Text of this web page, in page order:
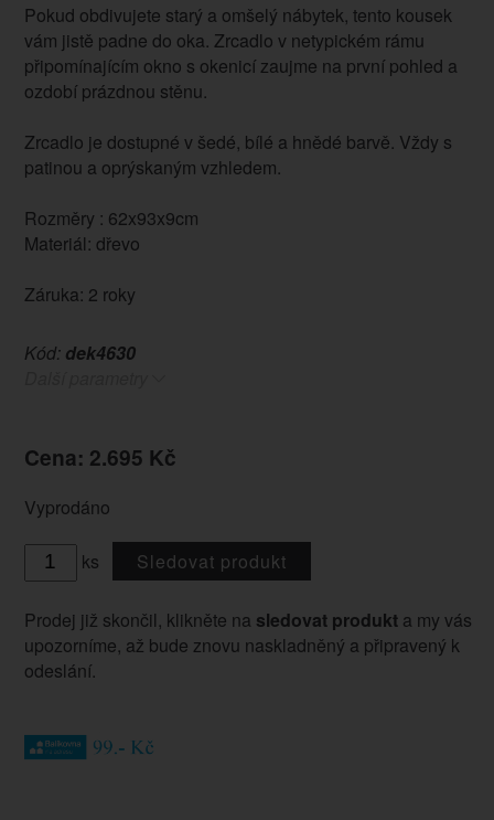
Pokud obdivujete starý a omšelý nábytek, tento kousek
vám jistě padne do oka. Zrcadlo v netypickém rámu
připomínajícím okno s okenicí zaujme na první pohled a
ozdobí prázdnou stěnu.
Zrcadlo je dostupné v šedé, bílé a hnědé barvě. Vždy s
patinou a oprýskaným vzhledem.
Rozměry : 62x93x9cm
Materiál: dřevo
Záruka: 2 roky
Kód: dek4630
Cena: 2.695 Kč
Vyprodáno
ks Sledovat produkt
Prodej již skončil, klikněte na sledovat produkta my vás
upozorníme, až bude znovu naskladněný a připravený k
odeslání.